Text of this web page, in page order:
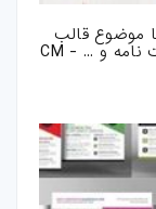
با موضوع قالب
پیش نمایش یا موکاپ کارت پستال، پاکت نامه و ... - CM